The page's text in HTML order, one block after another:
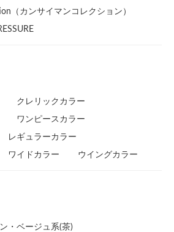
（カンサイマンコレクション）
クレリックカラー
ワンピースカラー
レギュラーカラー
ワイドカラー ウイングカラー
・ベージュ系(茶)